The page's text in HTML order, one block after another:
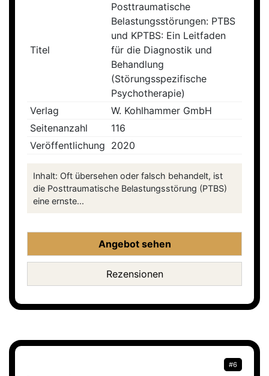
Titel
Posttraumatische
Belastungsstörungen: PTBS
und KPTBS: Ein Leitfaden
für die Diagnostik und
Behandlung
(Störungsspezifische
Psychotherapie)
Verlag
W. Kohlhammer GmbH
Seitenanzahl
116
Veröffentlichung 2020
Inhalt: Oft übersehen oder falsch behandelt, ist
die Posttraumatische Belastungsstörung (PTBS)
eine ernste...
Angebot sehen
Rezensionen
#6